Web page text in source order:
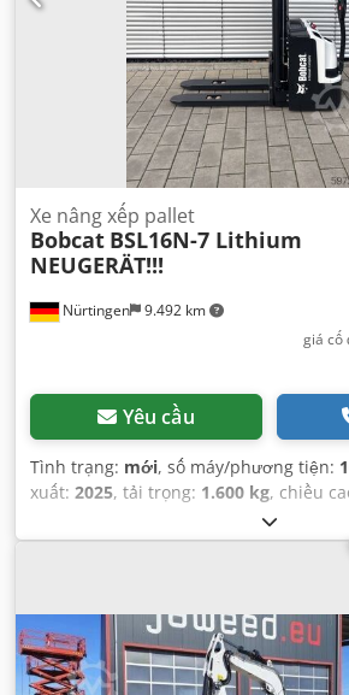
Nürtingen 9.492 km
Xe nâng xếp pallet
Bobcat BSL16N-7 Lithium
NEUGERÄT!!!
giá cố
Yêu cầu
Tình trạng: mới, số máy/phương tiện:
xuất: 2025, tải trọng: 1.600 kg, chiều
, tâm tải trọng:
liệu:điện, loại cột:triplex, chiều cao
cộng:1.222 kg,